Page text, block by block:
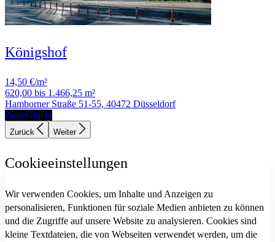
Königshof
14,50 €/m²
620,00 bis 1.466,25 m²
Hamborner Straße 51-55, 40472 Düsseldorf
Zum Objekt
Zurück Weiter
Cookieeinstellungen
Wir verwenden Cookies, um Inhalte und Anzeigen zu
personalisieren, Funktionen für soziale Medien anbieten zu können
und die Zugriffe auf unsere Website zu analysieren. Cookies sind
kleine Textdateien, die von Webseiten verwendet werden, um die